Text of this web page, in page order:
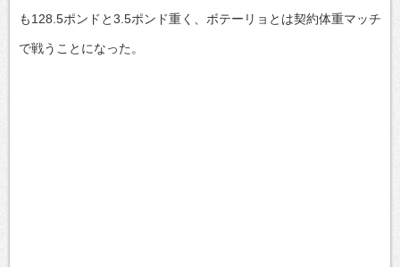
も128.5ポンドと3.5ポンド重く、ボテーリョとは契約体重マッチ
で戦うことになった。